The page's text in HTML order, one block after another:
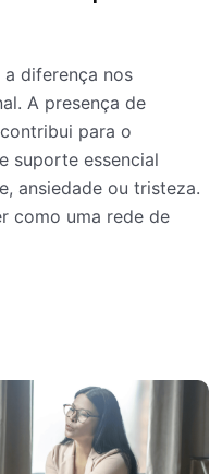
diferença nos
A presença de
para o
suporte essencial
ansiedade ou tristeza.
como uma rede de